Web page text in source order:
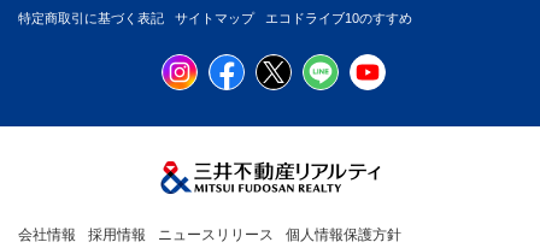
特定商取引に基づく表記
サイトマップ エコドライブ10のすすめ
会社情報 採用情報 ニュースリリース 個人情報保護方針